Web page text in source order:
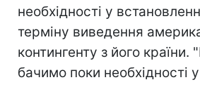
необхідності у
терміну виведення
контингенту з його країни.
бачимо поки необхідності у